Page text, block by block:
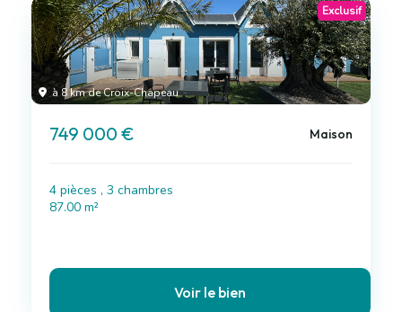
à 8 km de Croix-Chapeau
Exclusif
749 000 € Maison
4 pièces , 3 chambres
87.00 m²
Voir le bien